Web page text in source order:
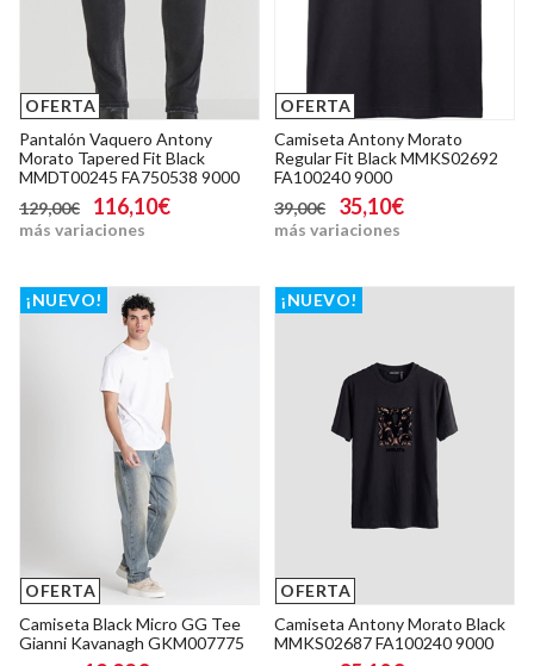
OFERTA
Pantalón Vaquero Antony
Morato Tapered Fit Black
MMDT00245 FA750538 9000
129,00€
116,10€
más variaciones
OFERTA
Camiseta Antony Morato
Regular Fit Black MMKS02692
FA100240 9000
39,00€
35,10€
más variaciones
OFERTA
¡NUEVO!
Camiseta Black Micro GG Tee
Gianni Kavanagh GKM007775
OFERTA
¡NUEVO!
Camiseta Antony Morato Black
MMKS02687 FA100240 9000